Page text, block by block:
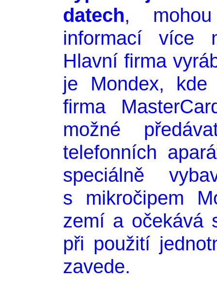
datech,
informací více
Hlavní firma
je Mondex,
firma
možné
telefonních
speciálně
s mikročipem
zemí a očekává
při použití
zavede.